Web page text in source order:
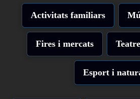
Activitats familiars
Fires i mercats
Esport i